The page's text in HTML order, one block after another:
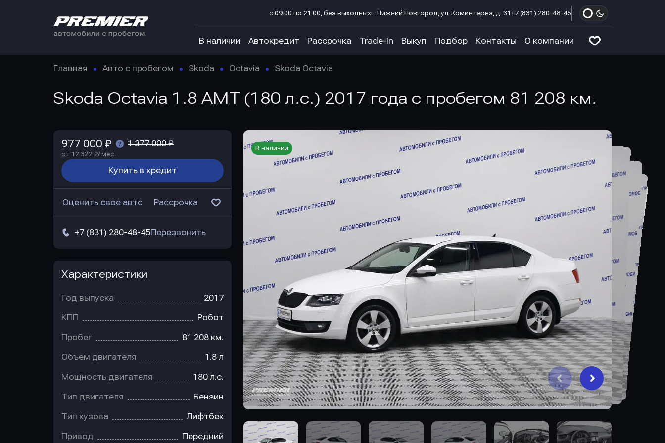
с 09:00 по 21:00, без выходныхг. Нижний Новгород, ул. Коминтерна, д. 31 +7 (831) 280-48-45
В наличии Автокредит Рассрочка Trade-In Выкуп Подбор Контакты О компании
Главная Авто с пробегом Skoda Octavia Skoda Octavia
Skoda Octavia 1.8 AMT (180 л.с.) 2017 года с пробегом 81 208 км.
В наличии
977 000 ₽ 1 377 000 ₽
от 12 322 ₽/ мес.
Купить в кредит
Оценить свое авто Рассрочка
+7 (831) 280-48-45Перезвонить
Характеристики
Год выпуска 2017
КПП Робот
Пробег 81 208 км.
Объем двигателя 1.8 л
Мощность двигателя 180 л.с.
Тип двигателя Бензин
Тип кузова Лифтбек
Привод Передний